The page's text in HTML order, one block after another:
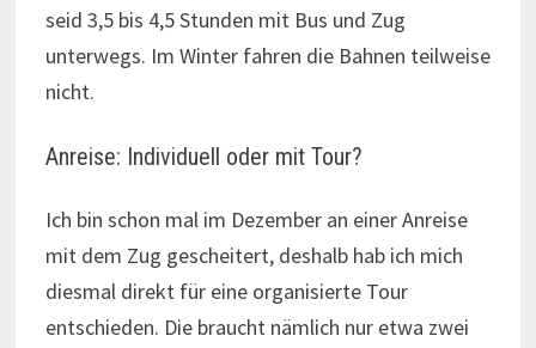
seid 3,5 bis 4,5 Stunden mit Bus und Zug
unterwegs. Im Winter fahren die Bahnen teilweise
nicht.
Anreise: Individuell oder mit Tour?
Ich bin schon mal im Dezember an einer Anreise
mit dem Zug gescheitert, deshalb hab ich mich
diesmal direkt für eine organisierte Tour
entschieden. Die braucht nämlich nur etwa zwei